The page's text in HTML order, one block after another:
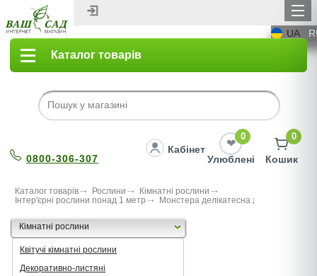
UA
Каталог товарів
0800-306-307
Кабінет
0
Улюблені
0
Кошик
Каталог товарів Рослини
Кімнатні рослини
Інтер'єрні рослини понад 1 метр
Монстера делікатесна
Кімнатні рослини
Квітучі кімнатні рослини
Декоративно-листяні